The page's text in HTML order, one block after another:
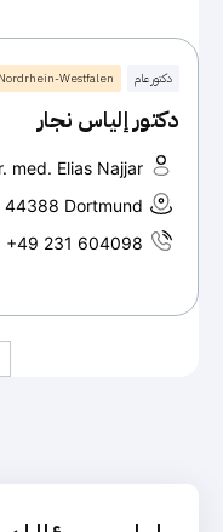
دكتور عام Nordrhein-Westfalen
دكتور إلياس نجار
med. Elias Najjar
44388 Dortmund
+49 231 604098